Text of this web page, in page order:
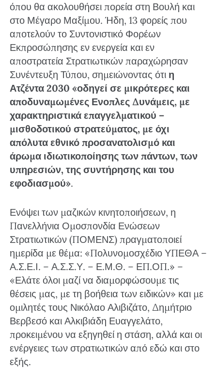
όπου θα ακολουθήσει πορεία στη Βουλή και
στο Μέγαρο Μαξίμου. Ήδη, 13 φορείς που
αποτελούν το Συντονιστικό Φορέων
Εκπροσώπησης εν ενεργεία και εν
αποστρατεία Στρατιωτικών παραχώρησαν
Συνέντευξη Τύπου, σημειώνοντας ότι η
Ατζέντα 2030 «οδηγεί σε μικρότερες και
αποδυναμωμένες Ενοπλες Δυνάμεις, με
χαρακτηριστικά επαγγελματικού –
μισθοδοτικού στρατεύματος, με όχι
απόλυτα εθνικό προσανατολισμό και
άρωμα ιδιωτικοποίησης των πάντων, των
υπηρεσιών, της συντήρησης και του
εφοδιασμού».
Ενόψει των μαζικών κινητοποιήσεων, η
Πανελλήνια Ομοσπονδία Ενώσεων
Στρατιωτικών (ΠΟΜΕΝΣ) πραγματοποιεί
ημερίδα με θέμα: «Πολυνομοσχέδιο ΥΠΕΘΑ –
Α.Σ.Ε.Ι. – Α.Σ.Σ.Υ. – Ε.Μ.Θ. – ΕΠ.ΟΠ.» –
«Ελάτε όλοι μαζί να διαμορφώσουμε τις
θέσεις μας, με τη βοήθεια των ειδικών» και με
ομιλητές τους Νικόλαο Αλιβιζάτο, Δημήτριο
Βερβεσό και Αλκιβιάδη Ευαγγελάτο,
προκειμένου να εξηγηθεί η στάση, αλλά και οι
ενέργειες των στρατιωτικών από εδώ και στο
εξής.